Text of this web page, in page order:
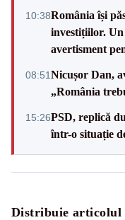
10:38România își
investițiilor. Un
avertisment
08:51Nicușor Dan,
„România
15:26PSD, replică
într-o situație
Distribuie articolul